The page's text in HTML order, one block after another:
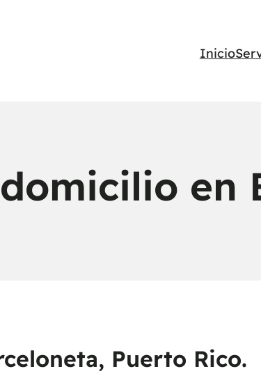
Inicio
en
Puerto Rico.